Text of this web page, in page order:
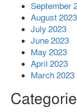
September
August 2023
July 2023
June 2023
May 2023
April 2023
March 2023